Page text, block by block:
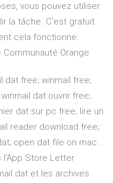
vous pouvez utiliser
la tâche. C'est gratuit
cela fonctionne:
Orange
dat free; winmail free;
dat ouvrir free;
dat sur pc free; lire un
reader download free;
open dat file on mac…
l’App Store ‎Letter
et les archives